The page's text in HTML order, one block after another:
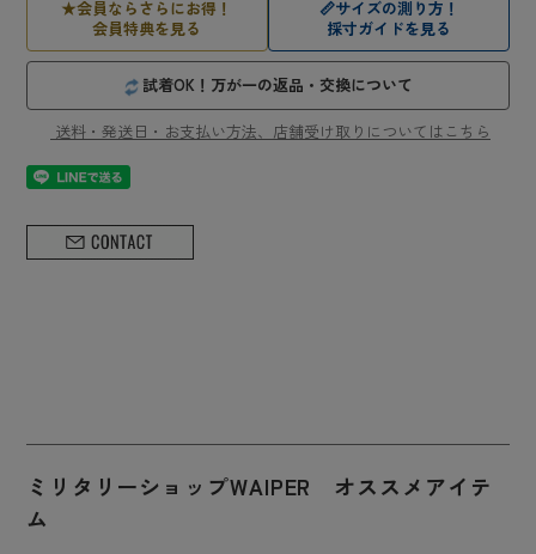
★会員ならさらにお得！
会員特典を見る
📏サイズの測り方！
採寸ガイドを見る
試着OK！万が一の返品・交換について
送料・発送日・お支払い方法、店舗受け取りについてはこちら
ミリタリーショップWAIPER オススメアイテ
ム